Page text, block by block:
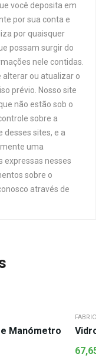
você deposita em
por sua conta e
por quaisquer
possam surgir do
nele contidas.
alterar ou atualizar o
prévio. Nosso site
não estão sob o
sobre a
desses sites, e a
uma
expressas nesses
sobre o
através de
Manómetro
Vidro
67,65